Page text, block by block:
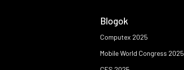
Blogok
Computex 2025
Mobile World Congress 2025